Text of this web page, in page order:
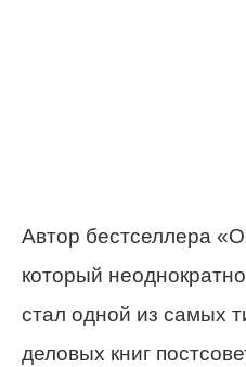
Автор бестселлера
который
стал одной из самых
деловых книг